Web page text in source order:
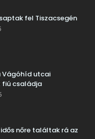
fel Tiszacsegén
Vágóhíd utcai
fiú családja
nőre találtak rá az